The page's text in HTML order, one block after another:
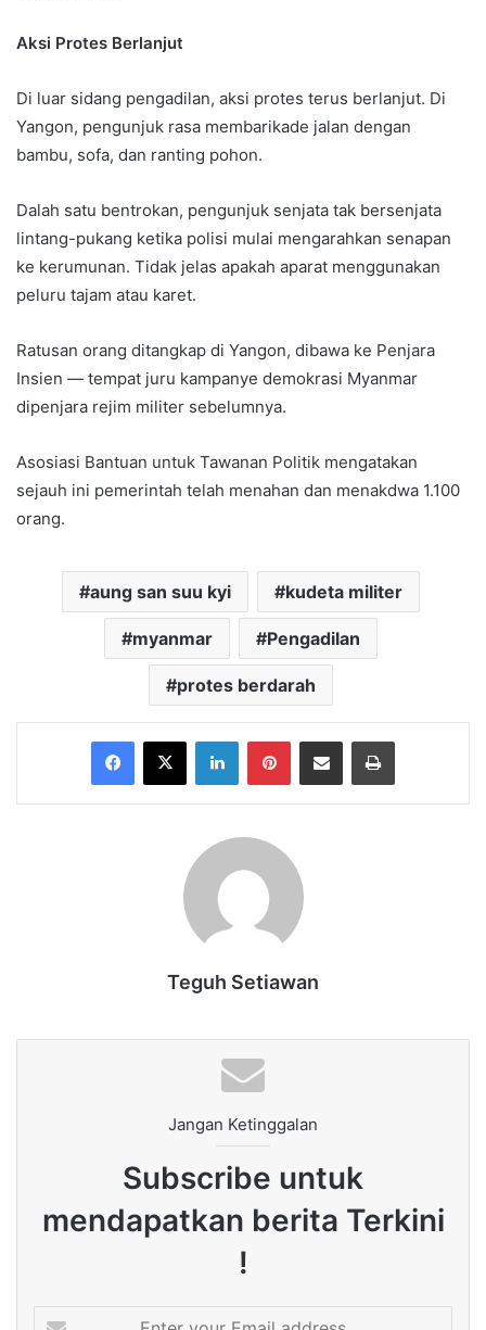
Aksi Protes Berlanjut
Di luar sidang pengadilan, aksi protes terus berlanjut. Di
Yangon, pengunjuk rasa membarikade jalan dengan
bambu, sofa, dan ranting pohon.
Dalah satu bentrokan, pengunjuk senjata tak bersenjata
lintang-pukang ketika polisi mulai mengarahkan senapan
ke kerumunan. Tidak jelas apakah aparat menggunakan
peluru tajam atau karet.
Ratusan orang ditangkap di Yangon, dibawa ke Penjara
Insien — tempat juru kampanye demokrasi Myanmar
dipenjara rejim militer sebelumnya.
Asosiasi Bantuan untuk Tawanan Politik mengatakan
sejauh ini pemerintah telah menahan dan menakdwa 1.100
orang.
aung san suu kyi kudeta militer
myanmar Pengadilan
protes berdarah
Facebook
X LinkedInPinterestShare via Email Print
Teguh Setiawan
Jangan Ketinggalan
Subscribe untuk
mendapatkan berita Terkini
!